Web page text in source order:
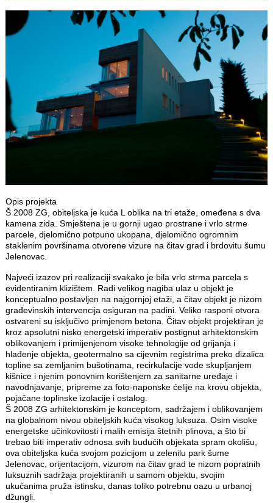
Opis projekta
Š 2008 ZG, obiteljska je kuća L oblika na tri etaže, omeđena s dva
kamena zida. Smještena je u gornji ugao prostrane i vrlo strme
parcele, djelomično potpuno ukopana, djelomično ogromnim
staklenim površinama otvorene vizure na čitav grad i brdovitu šumu
Jelenovac.
Najveći izazov pri realizaciji svakako je bila vrlo strma parcela s
evidentiranim klizištem. Radi velikog nagiba ulaz u objekt je
konceptualno postavljen na najgornjoj etaži, a čitav objekt je nizom
građevinskih intervencija osiguran na padini. Veliko rasponi otvora
ostvareni su isključivo primjenom betona. Čitav objekt projektiran je
kroz apsolutni nisko energetski imperativ postignut arhitektonskim
oblikovanjem i primijenjenom visoke tehnologije od grijanja i
hlađenje objekta, geotermalno sa cijevnim registrima preko dizalica
topline sa zemljanim bušotinama, recirkulacije vode skupljanjem
kišnice i njenim ponovnim korištenjem za sanitarne uređaje i
navodnjavanje, pripreme za foto-naponske ćelije na krovu objekta,
pojačane toplinske izolacije i ostalog.
Š 2008 ZG arhitektonskim je konceptom, sadržajem i oblikovanjem
na globalnom nivou obiteljskih kuća visokog luksuza. Osim visoke
energetske učinkovitosti i malih emisija štetnih plinova, a što bi
trebao biti imperativ odnosa svih budućih objekata spram okolišu,
ova obiteljska kuća svojom pozicijom u zelenilu park šume
Jelenovac, orijentacijom, vizurom na čitav grad te nizom popratnih
luksuznih sadržaja projektiranih u samom objektu, svojim
ukućanima pruža istinsku, danas toliko potrebnu oazu u urbanoj
džungli.